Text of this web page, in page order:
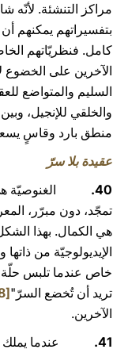
مراكز التنشئة. لأنّه
بتفسيراتهم يمكنهم
كامل. فنظريّاتهم
الآخرين على الخضوع
السليم والمتواضع
والخلقي للإنجيل،
منطق بارد وقاسٍ
عقيدة بلا سرّ
40.
الغنوصيّة
تمجّد، دون مبرّر،
هي الكمال. بهذا
الإيديولوجيّة من
خاص عندما تلبس حلّة
تريد أن تُخضع السرّ"[38]
الآخرين.
41.
عندما